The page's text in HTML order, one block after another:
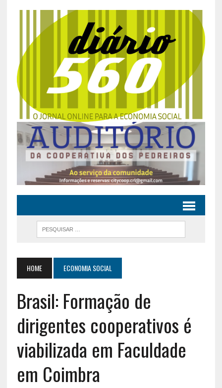
HOME ECONOMIA SOCIAL
Brasil: Formação de
dirigentes cooperativos é
viabilizada em Faculdade
em Coimbra